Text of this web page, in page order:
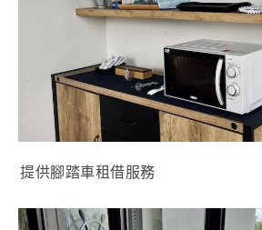
提供腳踏車租借服務